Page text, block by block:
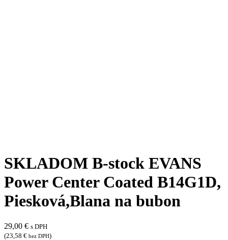
SKLADOM B-stock EVANS
Power Center Coated B14G1D,
Piesková,Blana na bubon
29,00 € s DPH
(23,58 € bez DPH)